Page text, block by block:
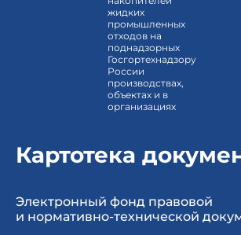
жидких
промышленных
отходов на
поднадзорных
Госгортехнадзору
России
производствах,
объектах и в
организациях
Картотека
Электронный фонд правовой
и нормативно-технической